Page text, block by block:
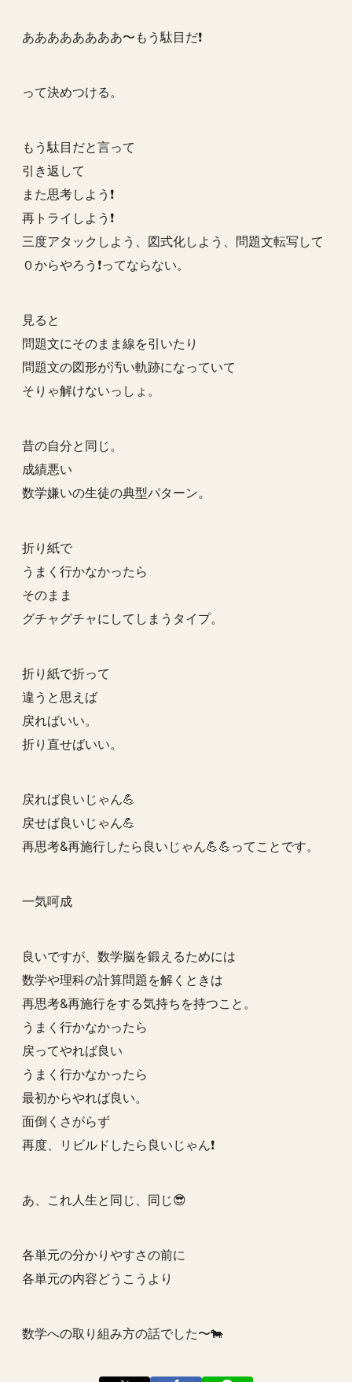
ああああああああ〜もう駄目だ❗️
って決めつける。
もう駄目だと言って
引き返して
また思考しよう❗️
再トライしよう❗️
三度アタックしよう、図式化しよう、問題文転写して
０からやろう❗️ってならない。
見ると
問題文にそのまま線を引いたり
問題文の図形が汚い軌跡になっていて
そりゃ解けないっしょ。
昔の自分と同じ。
成績悪い
数学嫌いの生徒の典型パターン。
折り紙で
うまく行かなかったら
そのまま
グチャグチャにしてしまうタイプ。
折り紙で折って
違うと思えば
戻ればいい。
折り直せばいい。
戻れば良いじゃん💪
戻せば良いじゃん💪
再思考&再施行したら良いじゃん💪💪ってことです。
一気呵成
良いですが、数学脳を鍛えるためには
数学や理科の計算問題を解くときは
再思考&再施行をする気持ちを持つこと。
うまく行かなかったら
戻ってやれば良い
うまく行かなかったら
最初からやれば良い。
面倒くさがらず
再度、リビルドしたら良いじゃん❗️
あ、これ人生と同じ、同じ😎
各単元の分かりやすさの前に
各単元の内容どうこうより
数学への取り組み方の話でした〜🐄